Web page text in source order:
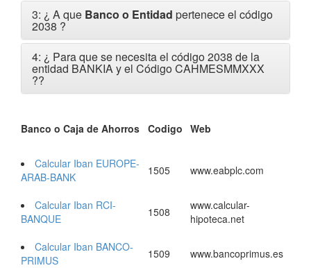
3: ¿ A que Banco o Entidad pertenece el código
2038 ?
4: ¿ Para que se necesita el código 2038 de la
entidad BANKIA y el Código CAHMESMMXXX
??
Banco o Caja de Ahorros Codigo Web
Calcular Iban EUROPE-
ARAB-BANK
1505 www.eabplc.com
Calcular Iban RCI-
BANQUE
1508
www.calcular-
hipoteca.net
Calcular Iban BANCO-
PRIMUS
1509 www.bancoprimus.es